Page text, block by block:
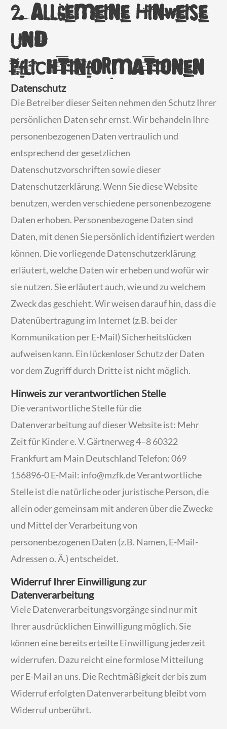
2. Allgemeine Hinweise
und
Pflichtinformationen
Datenschutz
Die Betreiber dieser Seiten nehmen den Schutz Ihrer
persönlichen Daten sehr ernst. Wir behandeln Ihre
personenbezogenen Daten vertraulich und
entsprechend der gesetzlichen
Datenschutzvorschriften sowie dieser
Datenschutzerklärung. Wenn Sie diese Website
benutzen, werden verschiedene personenbezogene
Daten erhoben. Personenbezogene Daten sind
Daten, mit denen Sie persönlich identifiziert werden
können. Die vorliegende Datenschutzerklärung
erläutert, welche Daten wir erheben und wofür wir
sie nutzen. Sie erläutert auch, wie und zu welchem
Zweck das geschieht. Wir weisen darauf hin, dass die
Datenübertragung im Internet (z.B. bei der
Kommunikation per E-Mail) Sicherheitslücken
aufweisen kann. Ein lückenloser Schutz der Daten
vor dem Zugriff durch Dritte ist nicht möglich.
Hinweis zur verantwortlichen Stelle
Die verantwortliche Stelle für die
Datenverarbeitung auf dieser Website ist: Mehr
Zeit für Kinder e. V. Gärtnerweg 4–8 60322
Frankfurt am Main Deutschland Telefon: 069
156896-0 E-Mail: info@mzfk.de Verantwortliche
Stelle ist die natürliche oder juristische Person, die
allein oder gemeinsam mit anderen über die Zwecke
und Mittel der Verarbeitung von
personenbezogenen Daten (z.B. Namen, E-Mail-
Adressen o. Ä.) entscheidet.
Widerruf Ihrer Einwilligung zur
Datenverarbeitung
Viele Datenverarbeitungsvorgänge sind nur mit
Ihrer ausdrücklichen Einwilligung möglich. Sie
können eine bereits erteilte Einwilligung jederzeit
widerrufen. Dazu reicht eine formlose Mitteilung
per E-Mail an uns. Die Rechtmäßigkeit der bis zum
Widerruf erfolgten Datenverarbeitung bleibt vom
Widerruf unberührt.